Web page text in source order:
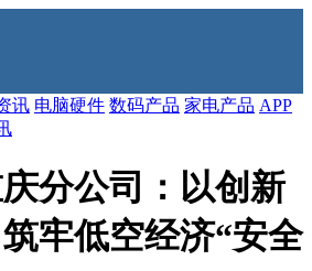
讯 电脑硬件 数码产品 家电产品 APP
分公司：以创新
牢低空经济“安全